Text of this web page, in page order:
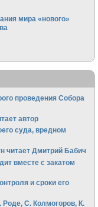
мира «нового»
проведения Собора
автор
суда, вредном
читает Дмитрий Бабич
вместе с закатом
и сроки его
С. Колмогоров, К.